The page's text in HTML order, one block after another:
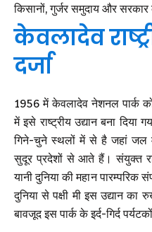
किसानों, गुर्जर समुदाय और
केवलादेव
दर्जा
1956 में केवलादेव नेशनल पार्क को
में इसे राष्ट्रीय उद्यान बना दिया
गिने-चुने स्थलों में से है जहां जल में
सुदूर प्रदेशों से आते हैं। संयुक्त
यानी दुनिया की महान
दुनिया से पक्षी मी इस उद्यान
बावजूद इस पार्क के इर्द-गिर्द